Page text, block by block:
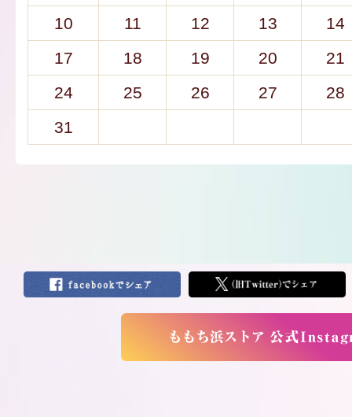
10
11 12 13
14
17
18 19 20
21
24
25 26 27
28
31